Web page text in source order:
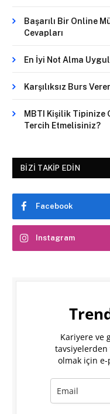
Başarılı Bir Online
Cevapları
En İyi Not Alma
Karşılıksız Burs
MBTI Kişilik Tipinize
Tercih Etmelisiniz?
BIZI TAKIP EDIN
Facebook
Instagram
Kariyere ve
olmak için